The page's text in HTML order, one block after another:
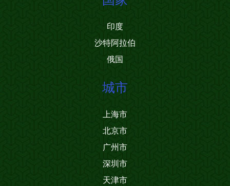
印度
沙特阿拉伯
俄国
城市
上海市
北京市
广州市
深圳市
天津市